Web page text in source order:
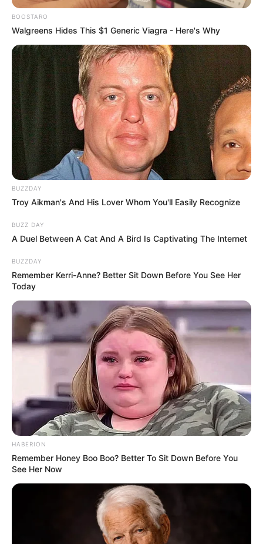
BOOSTARO
Walgreens Hides This $1 Generic Viagra - Here's Why
BUZZDAY
Troy Aikman's And His Lover Whom You'll Easily Recognize
BUZZ DAY
A Duel Between A Cat And A Bird Is Captivating The Internet
BUZZDAY
Remember Kerri-Anne? Better Sit Down Before You See Her
Today
HABERION
Remember Honey Boo Boo? Better To Sit Down Before You
See Her Now